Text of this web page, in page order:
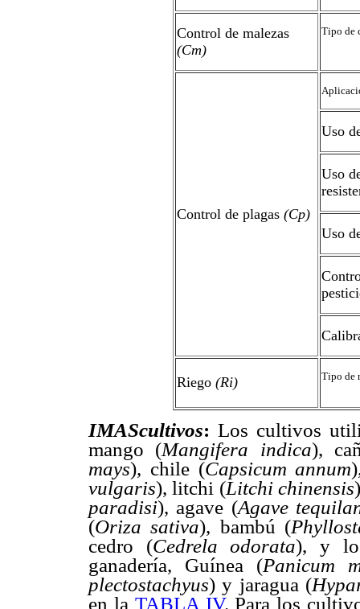
Control de malezas
(Cm)
Tipo de
Control de plagas (Cp)
Uso
Uso
Uso
Riego (Ri) Tipo de
IMAScultivos: Los cultivos
mango (Mangifera indica),
mays), chile (Capsicum annum
vulgaris), litchi (Litchi chinensis
paradisi), agave (Agave
(Oriza sativa), bambú (
cedro (Cedrela odorata), y
ganadería, Guínea (Panicum
plectostachyus) y jaragua (
en la TABLA IV. Para los